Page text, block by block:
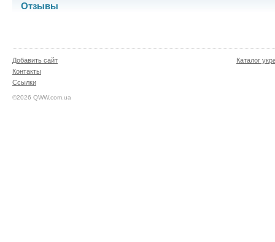
Отзывы
Добавить сайт
Контакты
Ссылки
©2026 QWW.com.ua
Каталог